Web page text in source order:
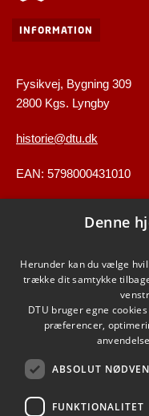
INFORMATION
Fysikvej, Bygning 309
2800 Kgs. Lyngby
historie@dtu.dk
EAN: 5798000431010
Kontakt
Denne
Herunder kan du vælge
trække dit samtykke
DTU bruger egne
præferencer,
ABSOLUT
FUNKTIONALITET